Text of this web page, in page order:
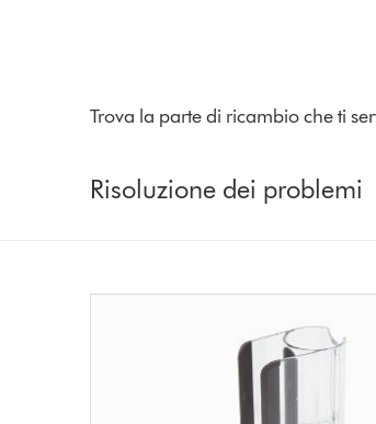
Trova la parte di ricambio che ti
Risoluzione dei problemi